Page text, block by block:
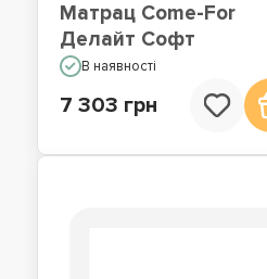
Матрац Come-For
Делайт Софт
В наявності
7 303 грн